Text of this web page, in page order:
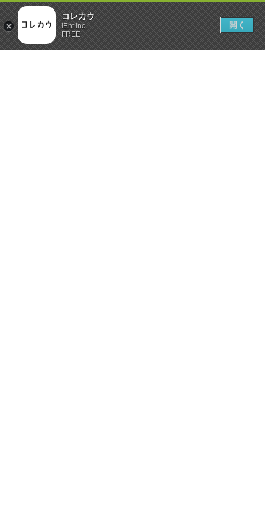
コレカウ
iEnt inc.
FREE
開く